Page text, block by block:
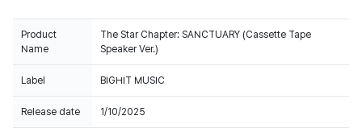
Product
Name
The Star Chapter: SANCTUARY (Cassette Tape
Speaker Ver.)
Label BIGHIT MUSIC
Release date 1/10/2025